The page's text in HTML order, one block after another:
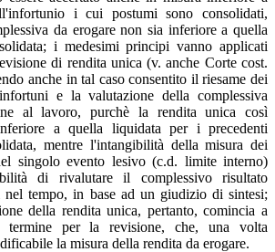
i cui postumi sono consolidati,
da erogare non sia inferiore a quella
i medesimi principi vanno applicati
di rendita unica (v. anche Corte cost.
anche in tal caso consentito il riesame dei
e la valutazione della complessiva
al lavoro, purchè la rendita unica così
a quella liquidata per i precedenti
mentre l'intangibilità della misura dei
singolo evento lesivo (c.d. limite interno)
di rivalutare il complessivo risultato
nel tempo, in base ad un giudizio di sintesi;
della rendita unica, pertanto, comincia a
termine per la revisione, che, una volta
la misura della rendita da erogare.